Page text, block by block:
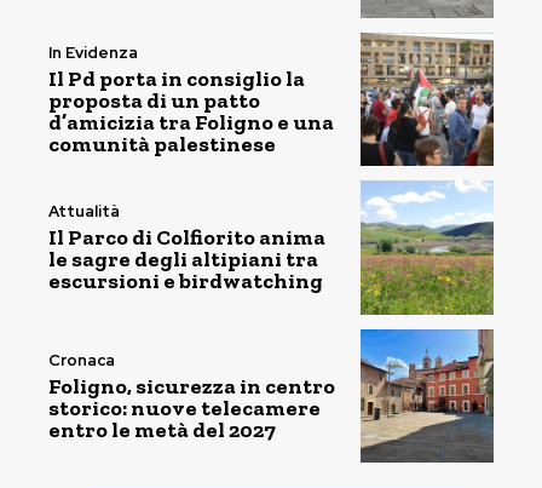
In Evidenza
Il Pd porta in consiglio la
proposta di un patto
d’amicizia tra Foligno e una
comunità palestinese
Attualità
Il Parco di Colfiorito anima
le sagre degli altipiani tra
escursioni e birdwatching
Cronaca
Foligno, sicurezza in centro
storico: nuove telecamere
entro le metà del 2027